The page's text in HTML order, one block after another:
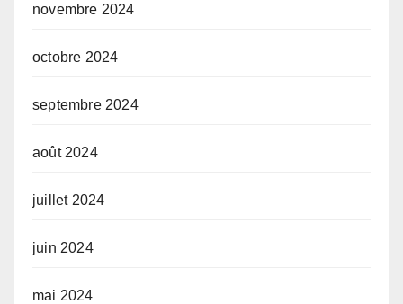
novembre 2024
octobre 2024
septembre 2024
août 2024
juillet 2024
juin 2024
mai 2024